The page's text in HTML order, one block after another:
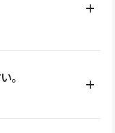
しくは料金プランペ
囲を設計しておく
ます。 さらにコン
。